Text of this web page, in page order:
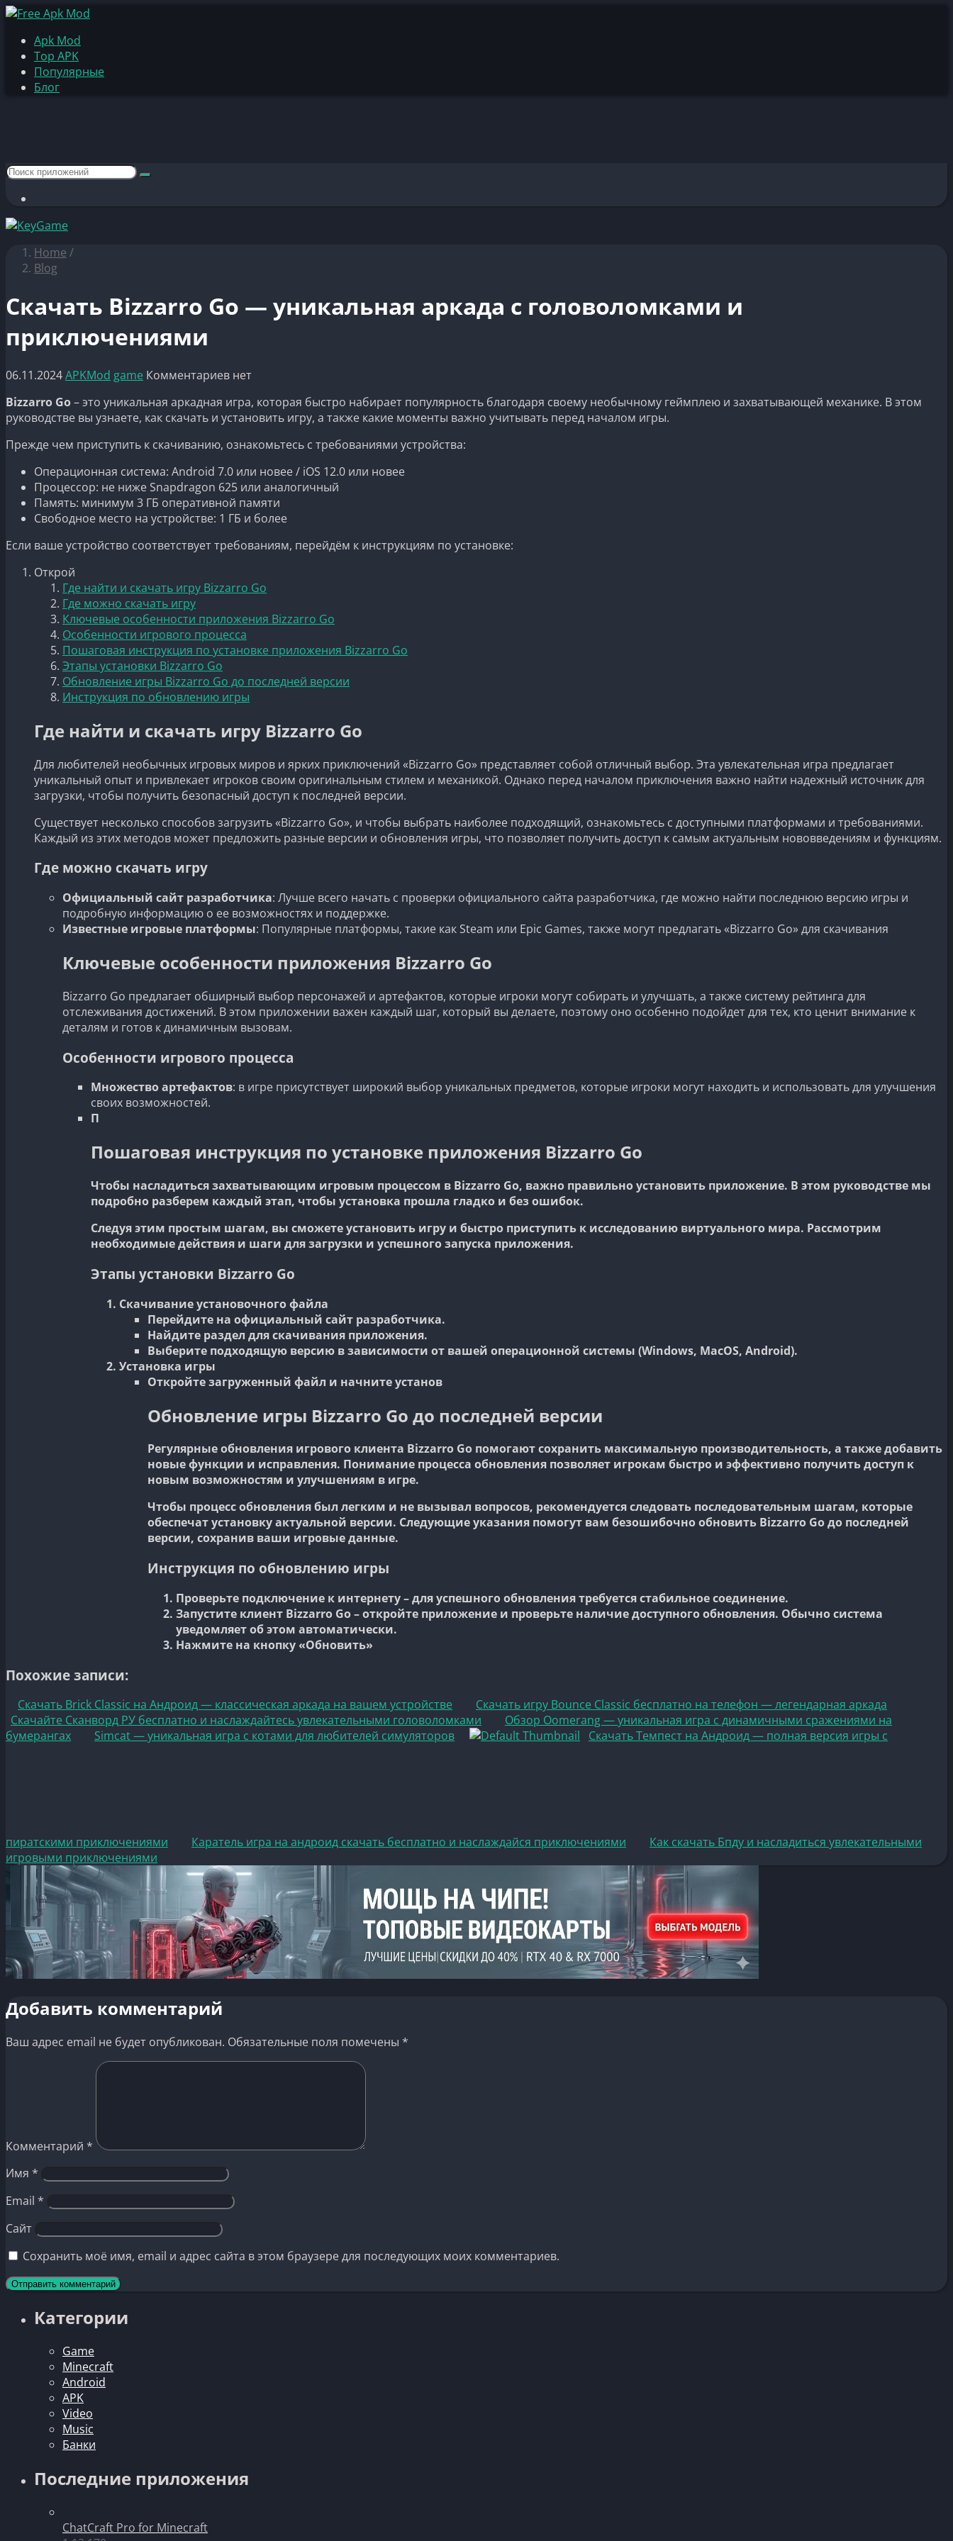
Apk Mod
Top APK
Популярные
Блог
Home /
Blog
Скачать Bizzarro Go — уникальная аркада с головоломками и
приключениями
06.11.2024APKMod game Комментариев нет
Bizzarro Go– это уникальная аркадная игра, которая быстро набирает популярность благодаря своему необычному геймплею и захватывающей механике. В этом
руководстве вы узнаете, как скачать и установить игру, а также какие моменты важно учитывать перед началом игры.
Прежде чем приступить к скачиванию, ознакомьтесь с требованиями устройства:
Операционная система: Android 7.0 или новее / iOS 12.0 или новее
Процессор: не ниже Snapdragon 625 или аналогичный
Память: минимум 3 ГБ оперативной памяти
Свободное место на устройстве: 1 ГБ и более
Если ваше устройство соответствует требованиям, перейдём к инструкциям по установке:
Открой
Где найти и скачать игру Bizzarro Go
Где можно скачать игру
Ключевые особенности приложения Bizzarro Go
Особенности игрового процесса
Пошаговая инструкция по установке приложения Bizzarro Go
Этапы установки Bizzarro Go
Обновление игры Bizzarro Go до последней версии
Инструкция по обновлению игры
Где найти и скачать игру Bizzarro Go
Для любителей необычных игровых миров и ярких приключений «Bizzarro Go» представляет собой отличный выбор. Эта увлекательная игра предлагает
уникальный опыт и привлекает игроков своим оригинальным стилем и механикой. Однако перед началом приключения важно найти надежный источник для
загрузки, чтобы получить безопасный доступ к последней версии.
Существует несколько способов загрузить «Bizzarro Go», и чтобы выбрать наиболее подходящий, ознакомьтесь с доступными платформами и требованиями.
Каждый из этих методов может предложить разные версии и обновления игры, что позволяет получить доступ к самым актуальным нововведениям и функциям.
Где можно скачать игру
Официальный сайт разработчика: Лучше всего начать с проверки официального сайта разработчика, где можно найти последнюю версию игры и
подробную информацию о ее возможностях и поддержке.
Известные игровые платформы: Популярные платформы, такие как Steam или Epic Games, также могут предлагать «Bizzarro Go» для скачивания
Ключевые особенности приложения Bizzarro Go
Bizzarro Go предлагает обширный выбор персонажей и артефактов, которые игроки могут собирать и улучшать, а также систему рейтинга для
отслеживания достижений. В этом приложении важен каждый шаг, который вы делаете, поэтому оно особенно подойдет для тех, кто ценит внимание к
деталям и готов к динамичным вызовам.
Особенности игрового процесса
Множество артефактов: в игре присутствует широкий выбор уникальных предметов, которые игроки могут находить и использовать для улучшения
своих возможностей.
П
Пошаговая инструкция по установке приложения Bizzarro Go
Чтобы насладиться захватывающим игровым процессом в Bizzarro Go, важно правильно установить приложение. В этом руководстве мы
подробно разберем каждый этап, чтобы установка прошла гладко и без ошибок.
Следуя этим простым шагам, вы сможете установить игру и быстро приступить к исследованию виртуального мира. Рассмотрим
необходимые действия и шаги для загрузки и успешного запуска приложения.
Этапы установки Bizzarro Go
Скачивание установочного файла
Перейдите на официальный сайт разработчика.
Найдите раздел для скачивания приложения.
Выберите подходящую версию в зависимости от вашей операционной системы (Windows, MacOS, Android).
Установка игры
Откройте загруженный файл и начните установ
Обновление игры Bizzarro Go до последней версии
Регулярные обновления игрового клиента Bizzarro Go помогают сохранить максимальную производительность, а также добавить
новые функции и исправления. Понимание процесса обновления позволяет игрокам быстро и эффективно получить доступ к
новым возможностям и улучшениям в игре.
Чтобы процесс обновления был легким и не вызывал вопросов, рекомендуется следовать последовательным шагам, которые
обеспечат установку актуальной версии. Следующие указания помогут вам безошибочно обновить Bizzarro Go до последней
версии, сохранив ваши игровые данные.
Инструкция по обновлению игры
Проверьте подключение к интернету– для успешного обновления требуется стабильное соединение.
Запустите клиент Bizzarro Go– откройте приложение и проверьте наличие доступного обновления. Обычно система
уведомляет об этом автоматически.
Нажмите на кнопку «Обновить»
Похожие записи:
Скачать Brick Classic на Андроид — классическая аркада на вашем устройстве
Скачать игру Bounce Classic бесплатно на телефон — легендарная аркада
Скачайте Сканворд РУ бесплатно и наслаждайтесь увлекательными головоломками
Обзор Oomerang — уникальная игра с динамичными сражениями на
бумерангах
Simcat — уникальная игра с котами для любителей симуляторов Скачать Темпест на Андроид — полная версия игры с
пиратскими приключениями Каратель игра на андроид скачать бесплатно и наслаждайся приключениями
Как скачать Бпду и насладиться увлекательными
игровыми приключениями
Добавить комментарий
Ваш адрес email не будет опубликован. Обязательные поля помечены *
Комментарий *
Имя *
Email *
Сайт
Сохранить моё имя, email и адрес сайта в этом браузере для последующих моих комментариев.
Категории
Game
Minecraft
Android
APK
Video
Music
Банки
Последние приложения
ChatCraft Pro for Minecraft